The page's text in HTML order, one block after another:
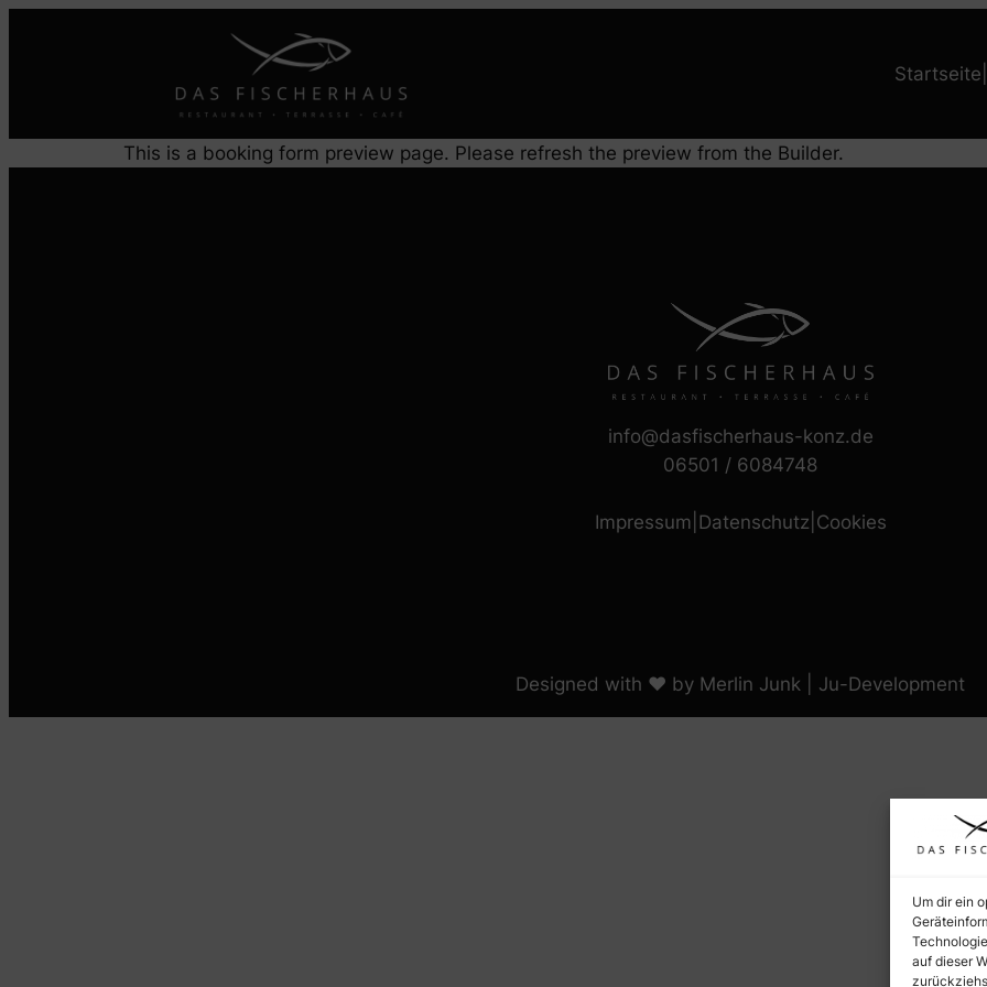
Um dir ein
auf dieser
Startseiteㅤ|
This is a booking form preview page. Please refresh the preview from the Builder.
info@dasfischerhaus-konz.de
06501 / 6084748
Impressumㅤ|ㅤDatenschutzㅤ|ㅤCookies
Designed with ♥️ by Merlin Junk | Ju-Development